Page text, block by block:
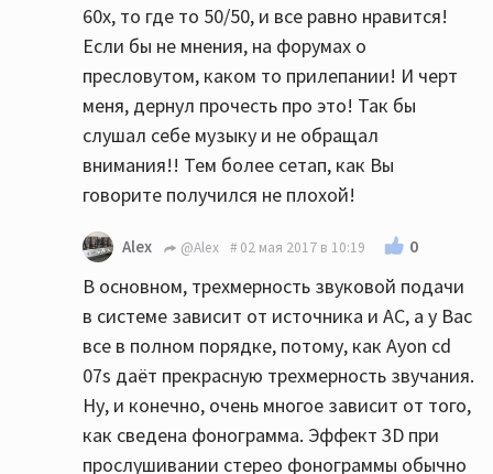
60х, то где то 50/50, и все равно нравится!
Если бы не мнения, на форумах о
пресловутом, каком то прилепании! И черт
меня, дернул прочесть про это! Так бы
слушал себе музыку и не обращал
внимания!! Тем более сетап, как Вы
говорите получился не плохой!
Alex @Alex 02 мая 2017 в 10:19 0
В основном, трехмерность звуковой подачи
в системе зависит от источника и АС, а у Вас
все в полном порядке, потому, как Ayon cd
07s даёт прекрасную трехмерность звучания.
Ну, и конечно, очень многое зависит от того,
как сведена фонограмма. Эффект 3D при
прослушивании стерео фонограммы обычно